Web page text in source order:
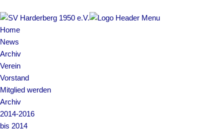
Home
News
Archiv
Verein
Vorstand
Mitglied werden
Archiv
2014-2016
bis 2014